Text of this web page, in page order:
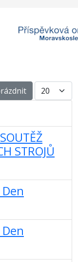
Počet
STROJŮ